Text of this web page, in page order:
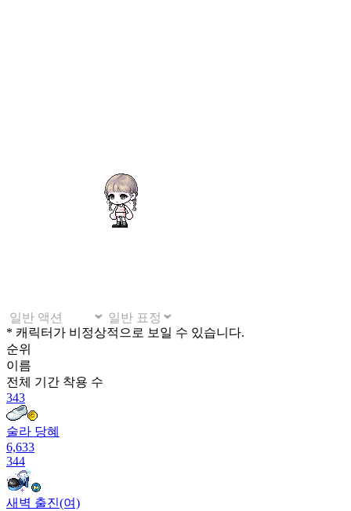
* 캐릭터가 비정상적으로 보일 수 있습니다.
순위
이름
전체 기간 착용 수
343
술라 당혜
6,633
344
새벽 출진(여)